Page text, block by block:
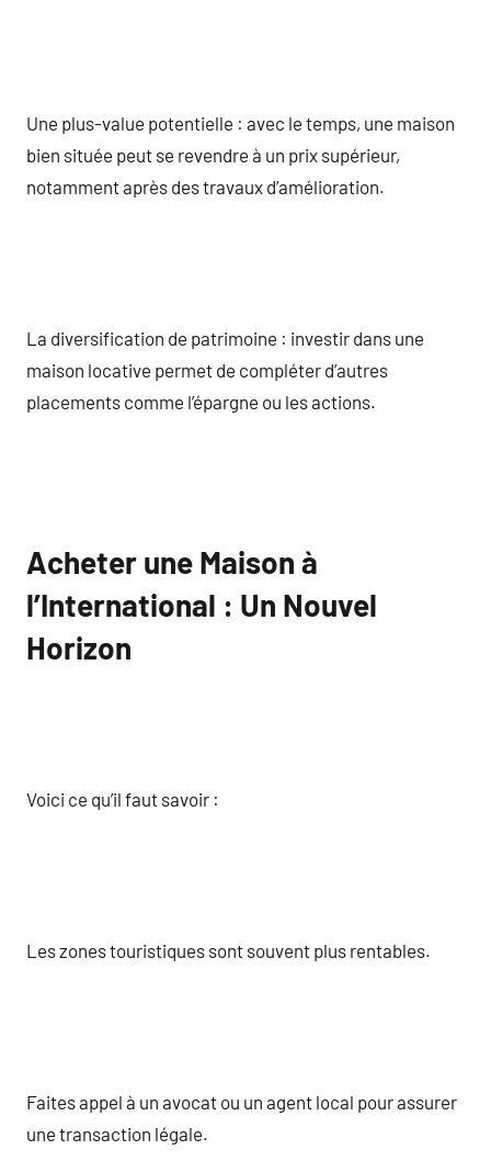
Une plus-value potentielle : avec le temps, une maison
bien située peut se revendre à un prix supérieur,
notamment après des travaux d’amélioration.
La diversification de patrimoine : investir dans une
maison locative permet de compléter d’autres
placements comme l’épargne ou les actions.
Acheter une Maison à
l’International : Un Nouvel
Horizon
Voici ce qu’il faut savoir :
Les zones touristiques sont souvent plus rentables.
Faites appel à un avocat ou un agent local pour assurer
une transaction légale.